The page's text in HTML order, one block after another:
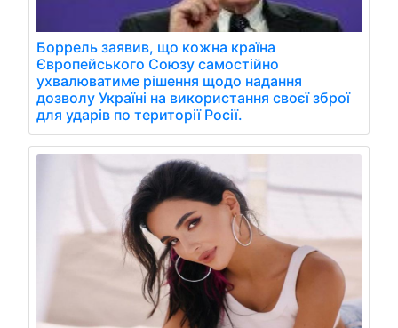
Боррель заявив, що кожна країна
Європейського Союзу самостійно
ухвалюватиме рішення щодо надання
дозволу Україні на використання своєї зброї
для ударів по території Росії.